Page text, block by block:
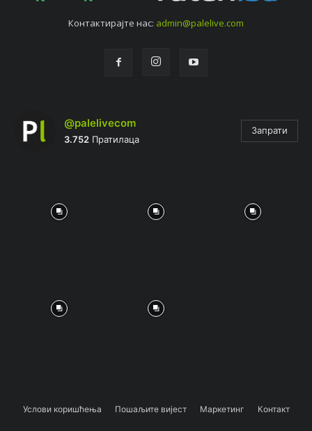
Контактирајтe нас: admin@palelive.com
@palelivecom
3.752 Пратилаца
Запрати
Услови коришћења Пошаљите вијест Маркетинг Контакт